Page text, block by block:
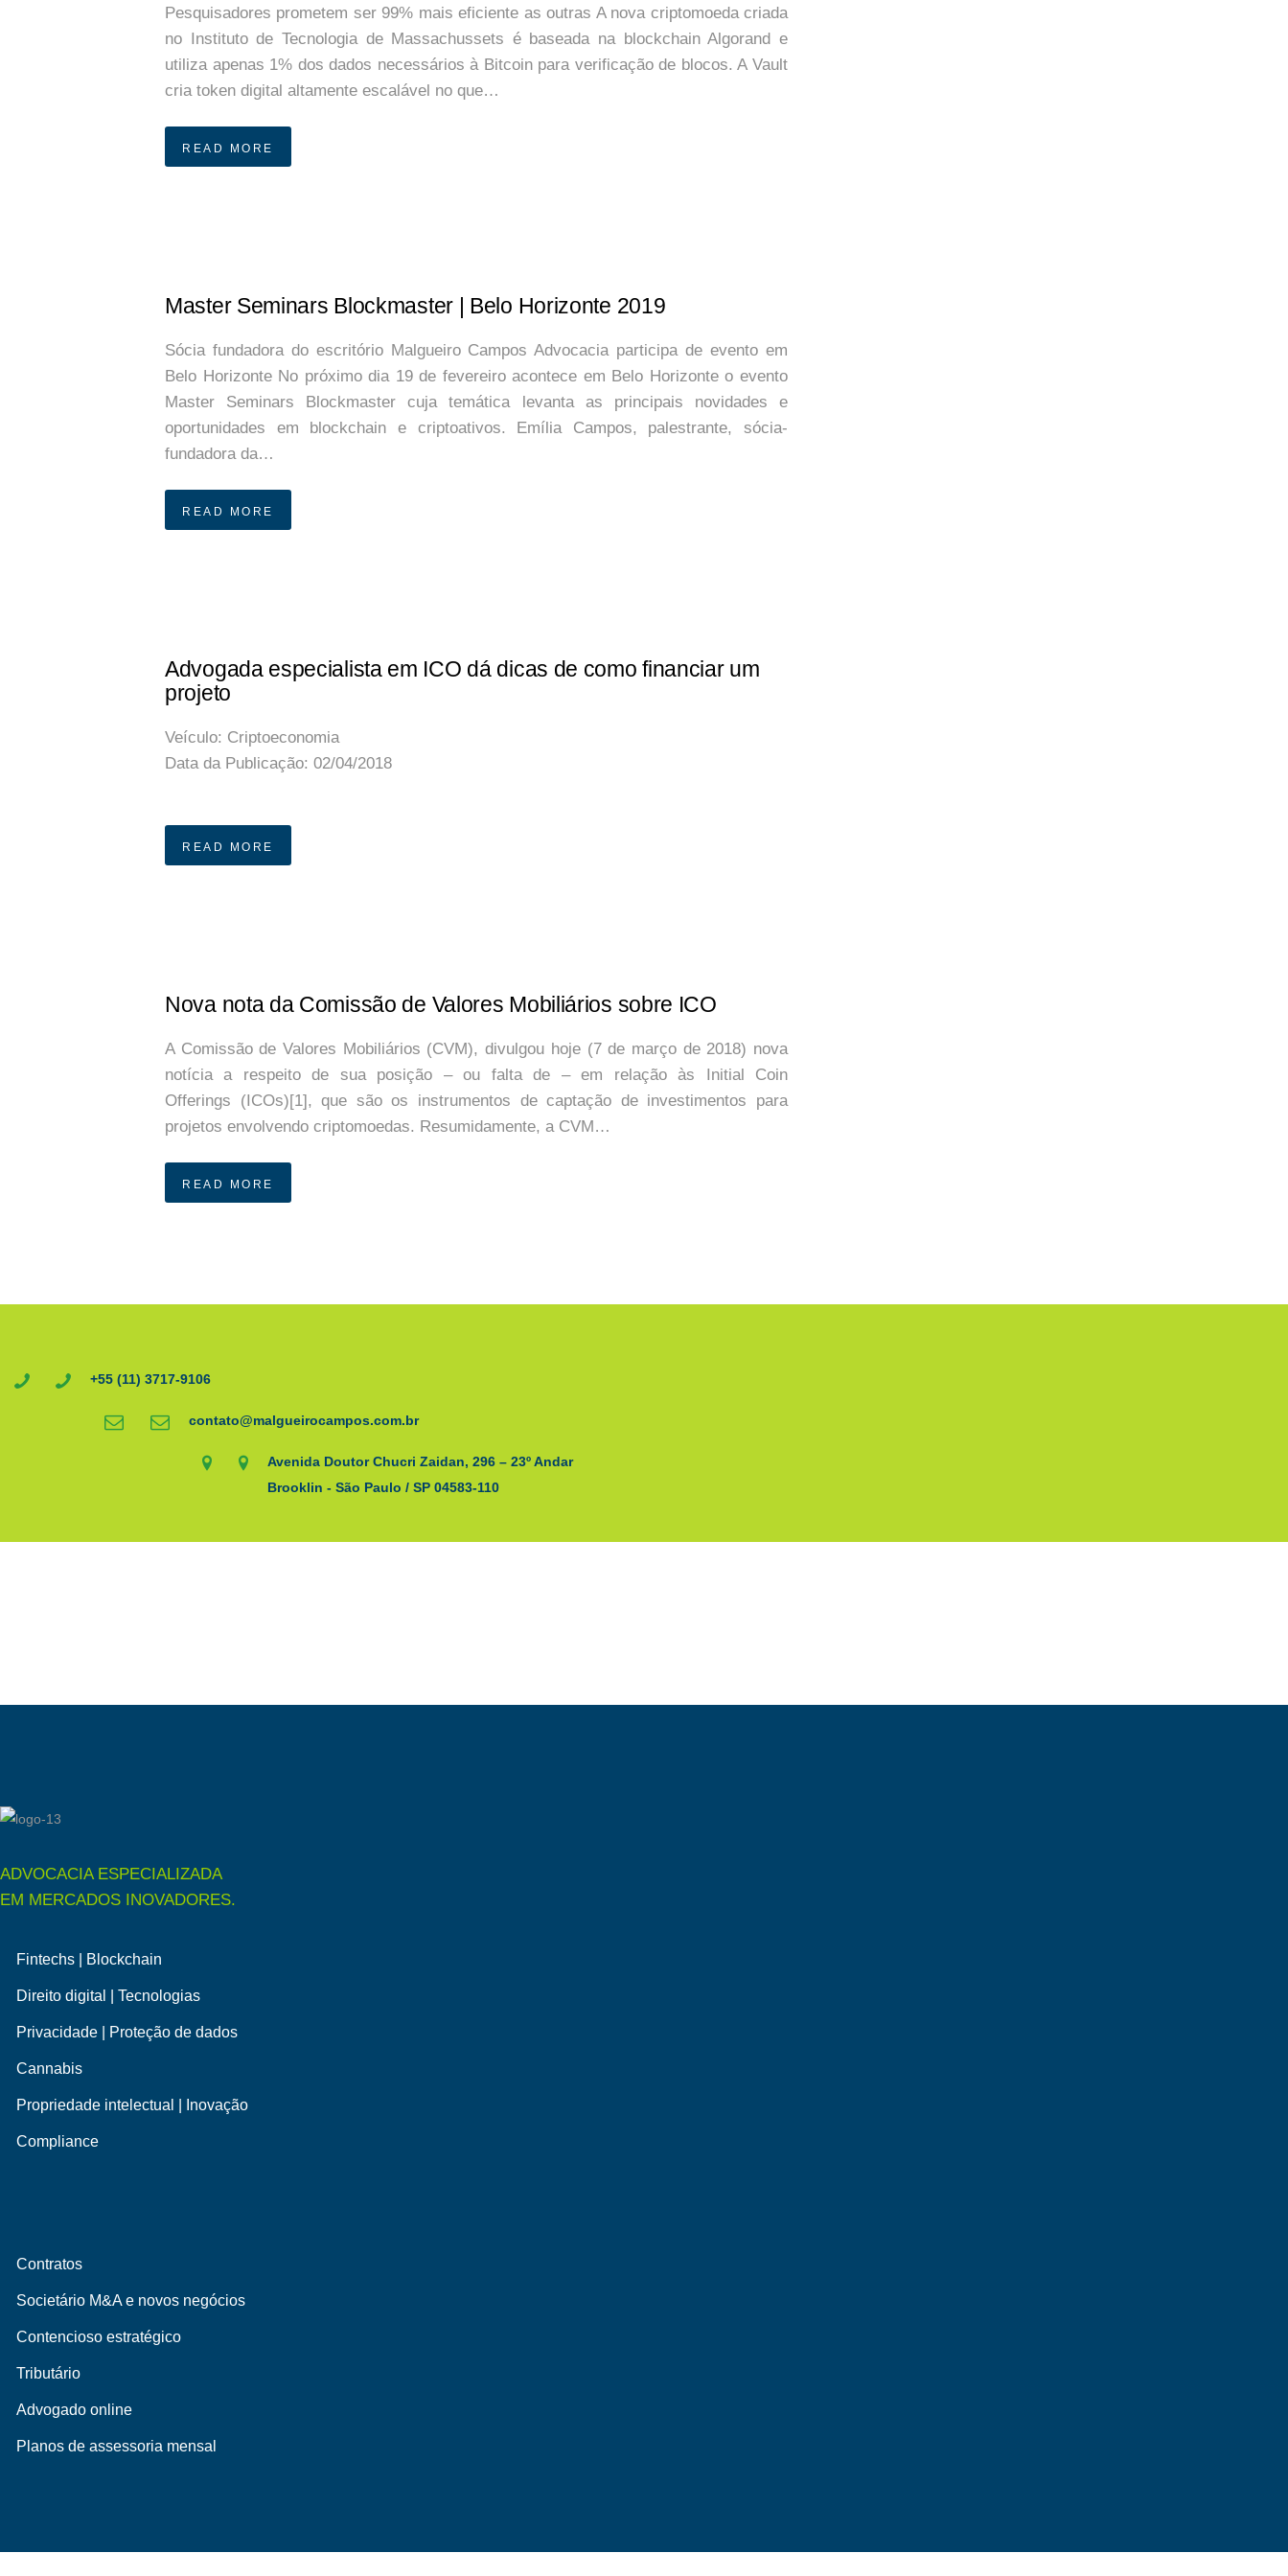
Pesquisadores prometem ser 99% mais eficiente as outras A nova criptomoeda criada
no Instituto de Tecnologia de Massachussets é baseada na blockchain Algorand e
utiliza apenas 1% dos dados necessários à Bitcoin para verificação de blocos. A Vault
cria token digital altamente escalável no que…
READ MORE
Master Seminars Blockmaster | Belo Horizonte 2019
Sócia fundadora do escritório Malgueiro Campos Advocacia participa de evento em
Belo Horizonte No próximo dia 19 de fevereiro acontece em Belo Horizonte o evento
Master Seminars Blockmaster cuja temática levanta as principais novidades e
oportunidades em blockchain e criptoativos. Emília Campos, palestrante, sócia-
fundadora da…
READ MORE
Advogada especialista em ICO dá dicas de como financiar um
projeto
Veículo: Criptoeconomia
Data da Publicação: 02/04/2018
READ MORE
Nova nota da Comissão de Valores Mobiliários sobre ICO
A Comissão de Valores Mobiliários (CVM), divulgou hoje (7 de março de 2018) nova
notícia a respeito de sua posição – ou falta de – em relação às Initial Coin
Offerings (ICOs)[1], que são os instrumentos de captação de investimentos para
projetos envolvendo criptomoedas. Resumidamente, a CVM…
READ MORE
+55 (11) 3717-9106
contato@malgueirocampos.com.br
Avenida Doutor Chucri Zaidan, 296 – 23º Andar
Brooklin - São Paulo / SP 04583-110
ADVOCACIA ESPECIALIZADA
EM MERCADOS INOVADORES.
Fintechs | Blockchain
Direito digital | Tecnologias
Privacidade | Proteção de dados
Cannabis
Propriedade intelectual | Inovação
Compliance
Contratos
Societário M&A e novos negócios
Contencioso estratégico
Tributário
Advogado online
Planos de assessoria mensal